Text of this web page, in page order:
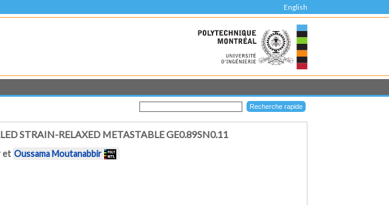
English
STRAIN-RELAXED METASTABLE GE0.89SN0.11
et Oussama Moutanabbir